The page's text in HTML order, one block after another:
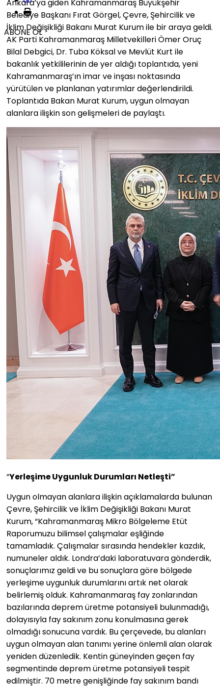
ABONE OL
Ankara’ya giden Kahramanmaraş Büyükşehir
Belediye Başkanı Fırat Görgel, Çevre, Şehircilik ve
İklim Değişikliği Bakanı Murat Kurum ile bir araya geldi.
AK Parti Kahramanmaraş Milletvekilleri Ömer Oruç
Bilal Debgici, Dr. Tuba Köksal ve Mevlüt Kurt ile
bakanlık yetkililerinin de yer aldığı toplantıda, yeni
Kahramanmaraş’ın imar ve inşası noktasında
yürütülen ve planlanan yatırımlar değerlendirildi.
Toplantıda Bakan Murat Kurum, uygun olmayan
alanlara ilişkin son gelişmeleri de paylaştı.
“Yerleşime Uygunluk Durumları Netleşti”
Uygun olmayan alanlara ilişkin açıklamalarda bulunan
Çevre, Şehircilik ve İklim Değişikliği Bakanı Murat
Kurum, “Kahramanmaraş Mikro Bölgeleme Etüt
Raporumuzu bilimsel çalışmalar eşliğinde
tamamladık. Çalışmalar sırasında hendekler kazdık,
numuneler aldık. Londra’daki laboratuvara gönderdik,
sonuçlarımız geldi ve bu sonuçlara göre bölgede
yerleşime uygunluk durumlarını artık net olarak
belirlemiş olduk. Kahramanmaraş fay zonlarından
bazılarında deprem üretme potansiyeli bulunmadığı,
dolayısıyla fay sakınım zonu konulmasına gerek
olmadığı sonucuna vardık. Bu çerçevede, bu alanları
uygun olmayan alan tanımı yerine önlemli alan olarak
yeniden düzenledik. Kentin güneyinden geçen fay
segmentinde deprem üretme potansiyeli tespit
edilmiştir. 70 metre genişliğinde fay sakınım bandı